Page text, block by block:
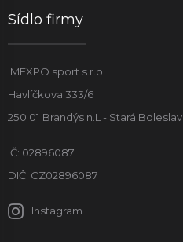
Sídlo firmy
IMEXPO sport s.r.o.
Havlíčkova 333/6
250 01 Brandýs n.L - Stará Boleslav
IČ: 02896087
DIČ: CZ02896087
Instagram